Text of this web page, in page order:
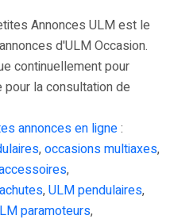
Annonces ULM est le
d'ULM Occasion.
continuellement pour
la consultation de
annonces en ligne:
,occasions multiaxes,
,
,ULM pendulaires,
paramoteurs,